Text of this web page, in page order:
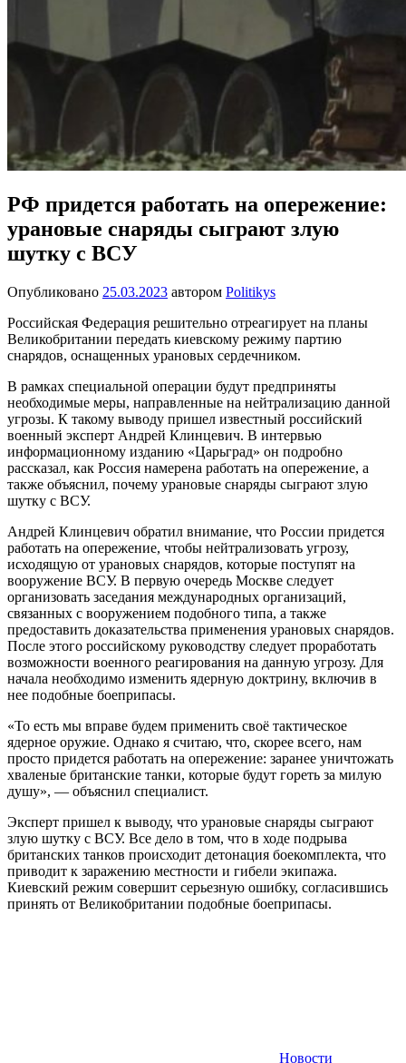
РФ придется работать на опережение:
урановые снаряды сыграют злую
шутку с ВСУ
Опубликовано 25.03.2023 автором Politikys
Российская Федерация решительно отреагирует на планы
Великобритании передать киевскому режиму партию
снарядов, оснащенных урановых сердечником.
В рамках специальной операции будут предприняты
необходимые меры, направленные на нейтрализацию данной
угрозы. К такому выводу пришел известный российский
военный эксперт Андрей Клинцевич. В интервью
информационному изданию «Царьград» он подробно
рассказал, как Россия намерена работать на опережение, а
также объяснил, почему урановые снаряды сыграют злую
шутку с ВСУ.
Андрей Клинцевич обратил внимание, что России придется
работать на опережение, чтобы нейтрализовать угрозу,
исходящую от урановых снарядов, которые поступят на
вооружение ВСУ. В первую очередь Москве следует
организовать заседания международных организаций,
связанных с вооружением подобного типа, а также
предоставить доказательства применения урановых снарядов.
После этого российскому руководству следует проработать
возможности военного реагирования на данную угрозу. Для
начала необходимо изменить ядерную доктрину, включив в
нее подобные боеприпасы.
«То есть мы вправе будем применить своё тактическое
ядерное оружие. Однако я считаю, что, скорее всего, нам
просто придется работать на опережение: заранее уничтожать
хваленые британские танки, которые будут гореть за милую
душу», — объяснил специалист.
Эксперт пришел к выводу, что урановые снаряды сыграют
злую шутку с ВСУ. Все дело в том, что в ходе подрыва
британских танков происходит детонация боекомплекта, что
приводит к заражению местности и гибели экипажа.
Киевский режим совершит серьезную ошибку, согласившись
принять от Великобритании подобные боеприпасы.
Новости